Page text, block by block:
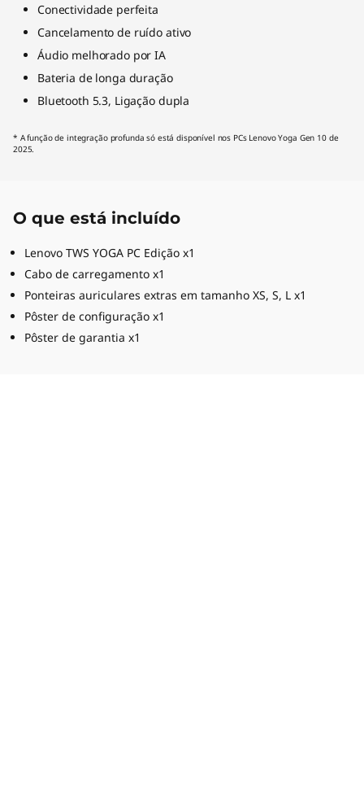
Conectividade perfeita
Cancelamento de ruído ativo
Áudio melhorado por IA
Bateria de longa duração
Bluetooth 5.3, Ligação dupla
* A função de integração profunda só está disponível nos PCs Lenovo Yoga Gen 10 de
2025.
O que está incluído
Lenovo TWS YOGA PC Edição x1
Cabo de carregamento x1
Ponteiras auriculares extras em tamanho XS, S, L x1
Pôster de configuração x1
Pôster de garantia x1